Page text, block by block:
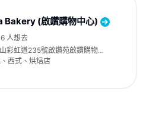
Bakery (啟鑽購物中心)
6 人想去
彩虹道235號啟鑽苑啟鑽購物中
6號舖
西式、烘焙店